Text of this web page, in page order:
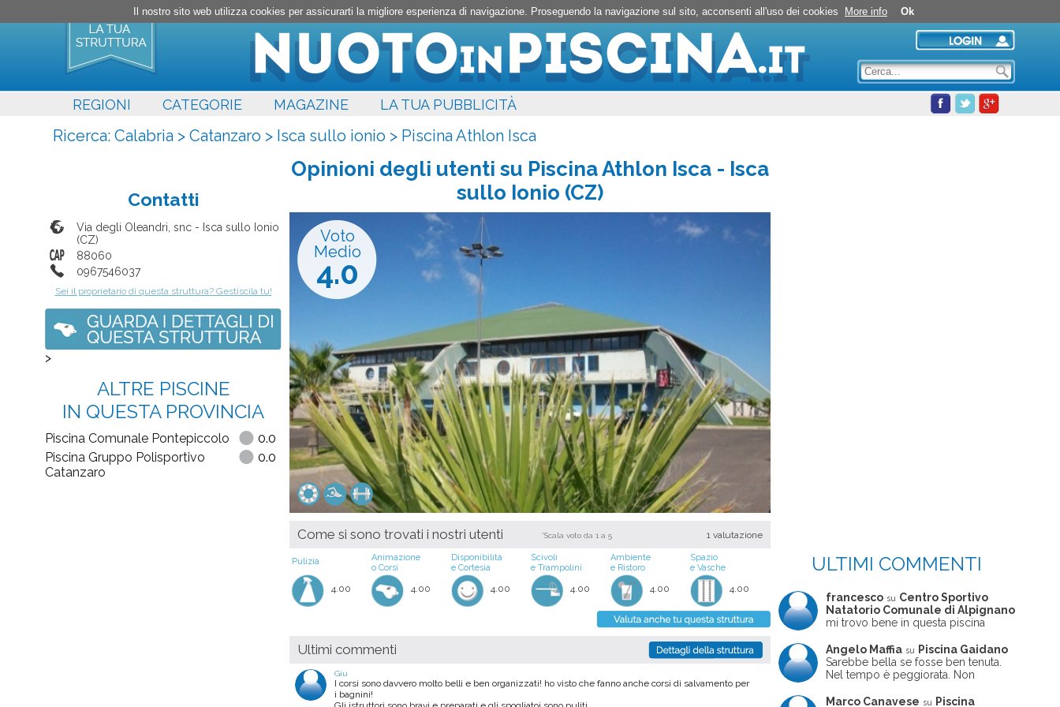
Piscina Athlon Isca: opinioni degli utenti
REGIONI CATEGORIE MAGAZINE LA TUA PUBBLICITÀ
Ricerca: Calabria > Catanzaro > Isca sullo ionio > Piscina Athlon Isca
Opinioni degli utenti su Piscina Athlon Isca - Isca
sullo Ionio (CZ)
Voto
Medio
4.0
Come si sono trovati i nostri utenti *Scala voto da 1 a 5 1 valutazione
Pulizia
4.00
Animazione
o Corsi
4.00
Disponibilità
e Cortesia
4.00
Scivoli
e Trampolini
4.00
Ambiente
e Ristoro
4.00
Spazio
e Vasche
4.00
Ultimi commenti
Giu
I corsi sono davvero molto belli e ben organizzati! ho visto che fanno anche corsi di salvamento per
i bagnini!
Contatti
Via degli Oleandri, snc - Isca sullo Ionio
(CZ)
88060
0967546037
Sei il proprietario di questa struttura? Gestiscila tu!
>
ALTRE PISCINE
IN QUESTA PROVINCIA
Piscina Comunale Pontepiccolo
0.0
Piscina Gruppo Polisportivo
Catanzaro
0.0
ULTIMI COMMENTI
francesco su Centro Sportivo
Natatorio Comunale di Alpignano
mi trovo bene in questa piscina
Angelo Maffia su
Piscina Gaidano
Sarebbe bella se fosse ben tenuta.
Nel tempo è peggiorata. Non
ne usciva insieme a me non ha
Marco Canavese su
Piscina
Il nostro sito web utilizza cookies per assicurarti la migliore esperienza di navigazione. Proseguendo la navigazione sul sito, acconsenti all'uso dei cookies More info Ok